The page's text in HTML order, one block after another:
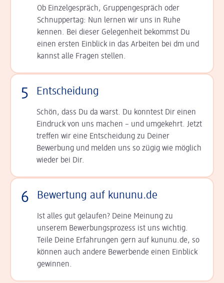
Ob Einzelgespräch, Grup­pen­gespräch oder
Schnup­per­tag: Nun lernen wir uns in Ruhe
kennen. Bei dieser Gelegenheit bekommst Du
einen ersten Einblick in das Arbeiten bei dm und
kannst alle Fragen stellen.
5 Entscheidung
Schön, dass Du da warst. Du konntest Dir einen
Ein­druck von uns machen – und umgekehrt. Jetzt
tref­fen wir eine Entscheidung zu Deiner
Bewerbung und melden uns so zügig wie möglich
wieder bei Dir.
6 Bewertung auf kununu.de
Ist alles gut gelaufen? Deine Meinung zu
unserem Bewerbungsprozess ist uns wichtig.
Teile Deine Erfahrungen gern auf kununu.de, so
können auch andere Bewerbende einen Einblick
gewinnen.